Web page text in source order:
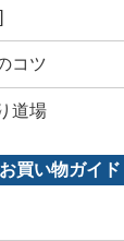
コツ
道場
お買い物ガイド